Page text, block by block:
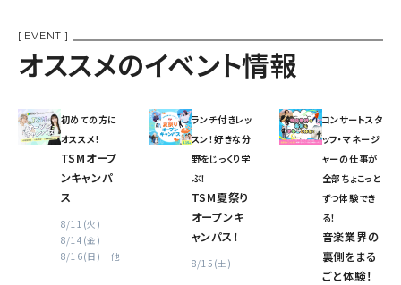
[ EVENT ]
オススメのイベント情報
初めての方に
オススメ!
TSMオープ
ンキャンパ
ス
8/11(火)
8/14(金)
8/16(日) …他
ランチ付きレッ
スン！好きな分
野をじっくり学
ぶ！
TSM夏祭り
オープンキ
ャンパス！
8/15(土)
コンサートスタ
ッフ・マネージ
ャーの仕事が
全部ちょこっと
ずつ体験でき
る！
音楽業界の
裏側をまる
ごと体験！